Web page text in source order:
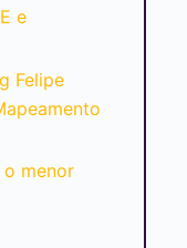
e
Felipe
menor